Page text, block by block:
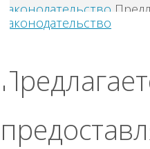
Законодательство
гражданам участки на
Законодательство